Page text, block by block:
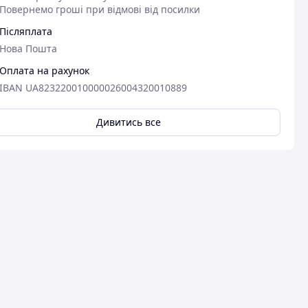
Повернемо гроші при відмові від посилки
Післяплата
Нова Пошта
Оплата на рахунок
IBAN UA823220010000026004320010889
Дивитись все